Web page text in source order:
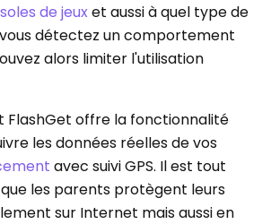
de jeuxet aussi à quel type de
vous détectez un comportement
alors limiter l'utilisation
FlashGet offre la fonctionnalité
les données réelles de vos
avec suivi GPS. Il est tout
les parents protègent leurs
sur Internet mais aussi en